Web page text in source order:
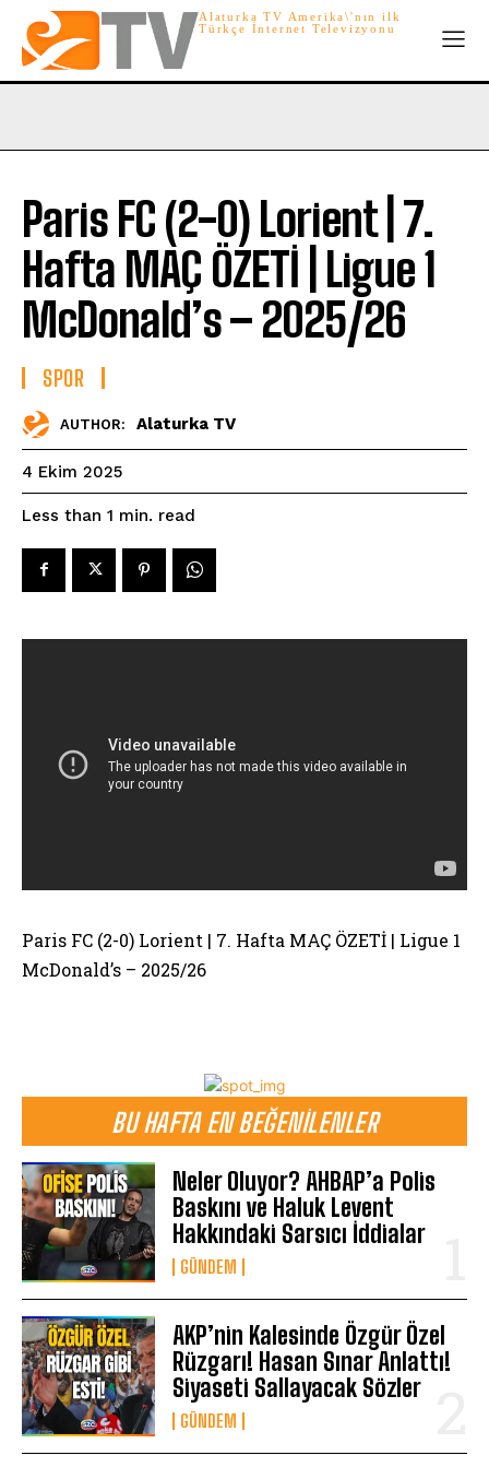
Alaturka TV Amerika\'nın ilk
Türkçe İnternet Televizyonu
BU HAFTA EN BEĞENILENLER
Neler Oluyor? AHBAP’a Polis
Baskını ve Haluk Levent
Hakkındaki Sarsıcı İddialar
GÜNDEM
AKP’nin Kalesinde Özgür Özel
Rüzgarı! Hasan Sınar Anlattı!
Siyaseti Sallayacak Sözler
GÜNDEM
Paris FC (2-0) Lorient | 7.
Hafta MAÇ ÖZETİ | Ligue 1
McDonald’s – 2025/26
SPOR
AUTHOR: Alaturka TV
4 Ekim 2025
Less than 1 min. read
Paris FC (2-0) Lorient | 7. Hafta MAÇ ÖZETİ | Ligue 1
McDonald’s – 2025/26